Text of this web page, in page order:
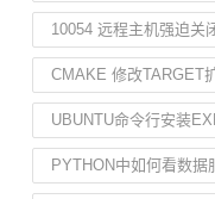
10054 远程主机强迫关
CMAKE 修改TARGET
UBUNTU命令行安装
PYTHON中如何看数据